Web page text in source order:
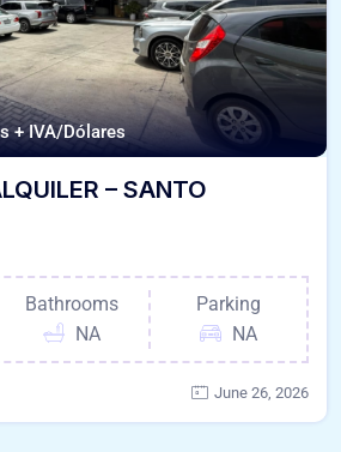
+ IVA/Dólares
– SANTO
Bathrooms
NA
Parking
NA
June 26, 2026